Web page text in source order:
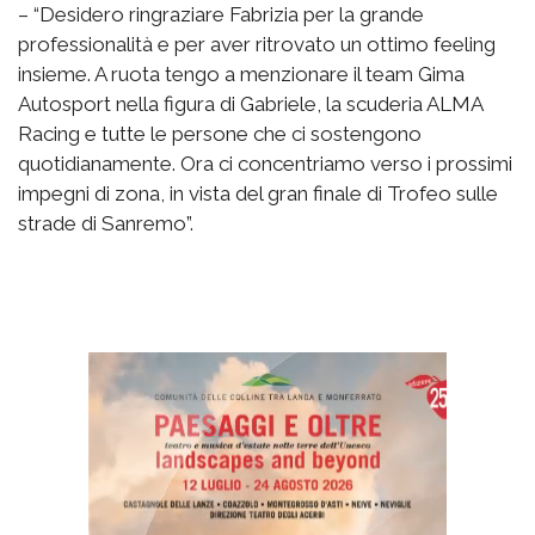
– “Desidero ringraziare Fabrizia per la grande
professionalità e per aver ritrovato un ottimo feeling
insieme. A ruota tengo a menzionare il team Gima
Autosport nella figura di Gabriele, la scuderia ALMA
Racing e tutte le persone che ci sostengono
quotidianamente. Ora ci concentriamo verso i prossimi
impegni di zona, in vista del gran finale di Trofeo sulle
strade di Sanremo”.